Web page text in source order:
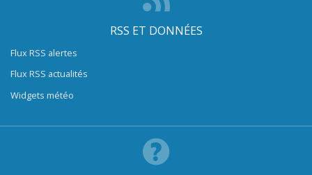
RSS ET DONNÉES
Flux RSS alertes
Flux RSS actualités
Widgets météo